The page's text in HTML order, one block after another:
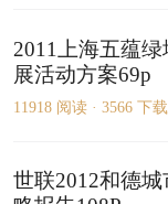
2011上海五蕴
展活动方案69p
11918 阅读 · 3566 下载
世联2012和德